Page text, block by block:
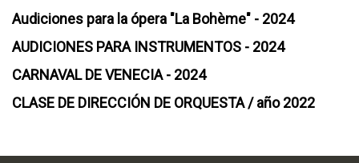
Audiciones para la ópera "La Bohème" - 2024
AUDICIONES PARA INSTRUMENTOS - 2024
CARNAVAL DE VENECIA - 2024
CLASE DE DIRECCIÓN DE ORQUESTA / año 2022